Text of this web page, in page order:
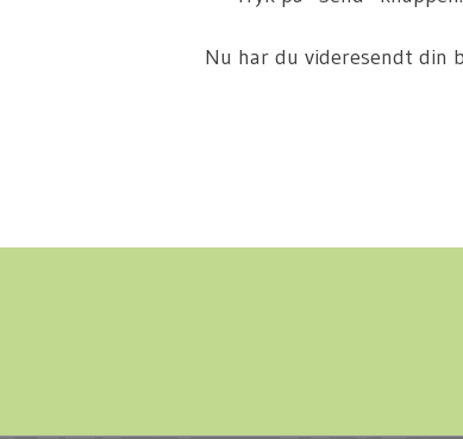
Nu har du videresendt din